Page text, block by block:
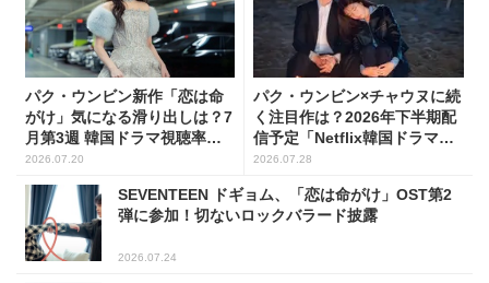
パク・ウンビン新作「恋は命
がけ」気になる滑り出しは？7
月第3週 韓国ドラマ視聴率ラ
ンキング
2026.07.20
パク・ウンビン×チャウヌに続
く注目作は？2026年下半期配
信予定「Netflix韓国ドラマ」8
選
2026.07.28
SEVENTEEN ドギョム、「恋は命がけ」OST第2
弾に参加！切ないロックバラード披露
2026.07.24